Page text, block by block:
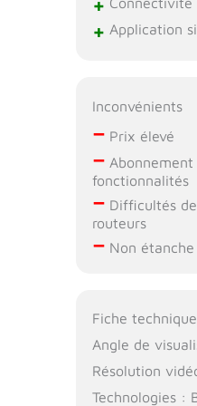
+ Application
Inconvénients
–Prix élevé
–Abonnement
fonctionnalités
–Difficultés
routeurs
–Non étanche
Fiche technique
Angle de
Résolution
Technologies :